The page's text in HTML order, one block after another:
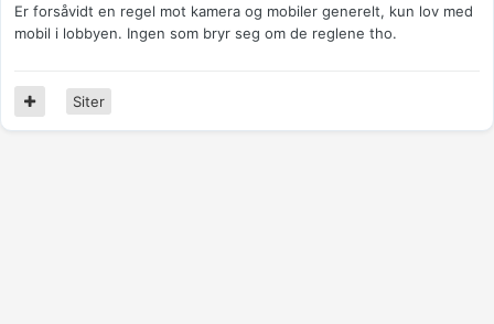
Er forsåvidt en regel mot kamera og mobiler generelt, kun lov med
mobil i lobbyen. Ingen som bryr seg om de reglene tho.
Siter